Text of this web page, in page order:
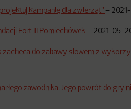
kampanię dla zwierząt” –
Fort III Pomiechówek – 2021-05-
zachęca do zabawy słowem z
zawodnika. Jego powrót do gry